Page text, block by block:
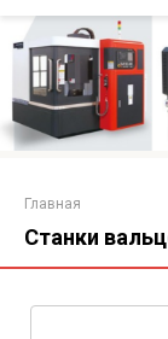
Главная
Станки